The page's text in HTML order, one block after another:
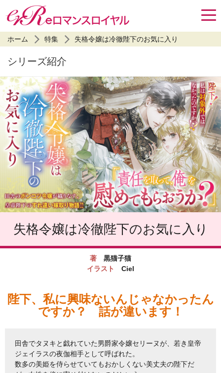
ホーム 特集 失格令嬢は冷徹陛下のお気に入り
シリーズ紹介
失格令嬢は冷徹陛下のお気に入り
著 黒猫子猫
イラスト
Ciel
陛下、私に興味ないんじゃなかったん
ですか？ 話が違います！
田舎でタヌキと戯れていた男爵家令嬢セリーヌが、若き皇帝
ジェイラスの夜伽相手として呼ばれた。
数多の美姫を侍らせていてもおかしくない美丈夫の陛下だ